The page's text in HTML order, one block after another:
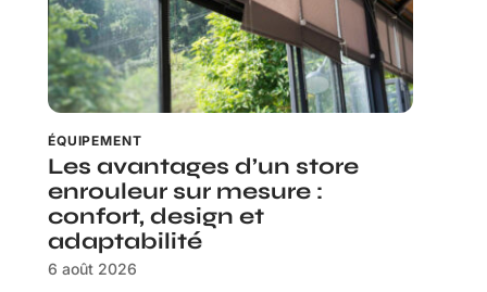
ÉQUIPEMENT
Les avantages d’un store
enrouleur sur mesure :
confort, design et
adaptabilité
6 août 2026